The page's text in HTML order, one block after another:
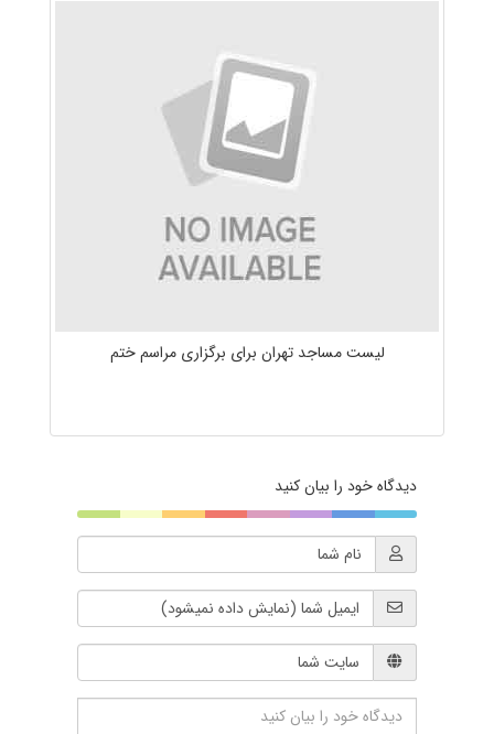
لیست مساجد تهران برای برگزاری مراسم ختم
دیدگاه خود را بیان کنید